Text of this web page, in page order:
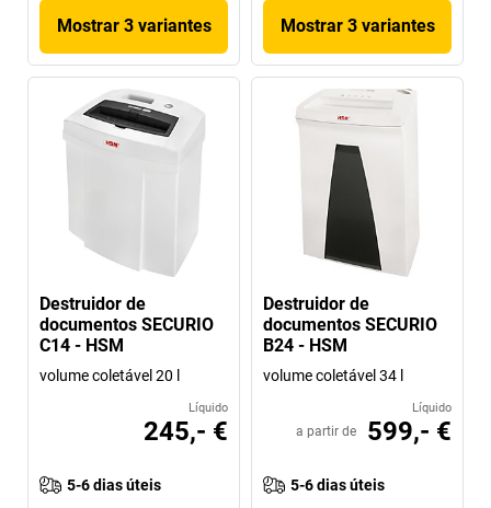
Mostrar 3 variantes Mostrar 3 variantes
Destruidor de
documentos SECURIO
C14 - HSM
volume coletável 20 l
Líquido
245,- €
5-6 dias úteis
Destruidor de
documentos SECURIO
B24 - HSM
volume coletável 34 l
Líquido
a partir de 599,- €
5-6 dias úteis